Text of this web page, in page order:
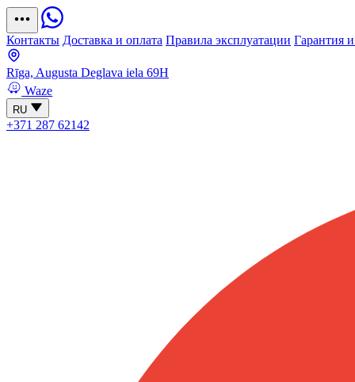
Контакты Доставка и оплата Правила эксплуатации Гарантия
Rīga, Augusta Deglava iela 69H
Waze
RU
+371 287 62142